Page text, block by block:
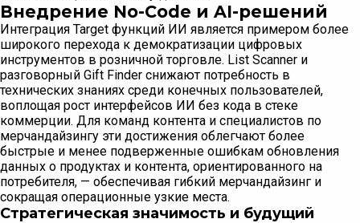
Внедрение No-Code и AI-решений
Интеграция Target функций ИИ является примером более
широкого перехода к демократизации цифровых
инструментов в розничной торговле. List Scanner и
разговорный Gift Finder снижают потребность в
технических знаниях среди конечных пользователей,
воплощая рост интерфейсов ИИ без кода в стеке
коммерции. Для команд контента и специалистов по
мерчандайзингу эти достижения облегчают более
быстрые и менее подверженные ошибкам обновления
данных о продуктах и контента, ориентированного на
потребителя, — обеспечивая гибкий мерчандайзинг и
сокращая операционные узкие места.
Стратегическая значимость и будущий